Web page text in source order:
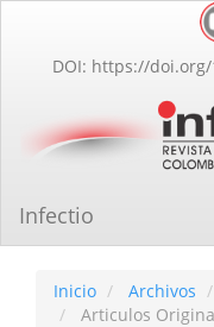
Contenido
principal
lateral
DOI: https://
Infectio
Inicio Archivos
Articulos